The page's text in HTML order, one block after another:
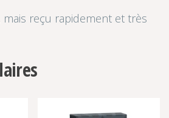
mais reçu rapidement et très